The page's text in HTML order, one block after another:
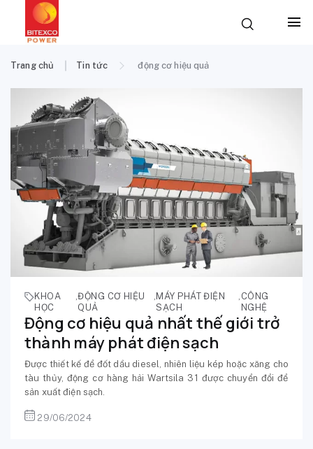
Trang chủ Tin tức động cơ hiệu quả
KHOA
HỌC
,ĐỘNG CƠ HIỆU
QUẢ
, MÁY PHÁT ĐIỆN
SẠCH
, CÔNG
NGHỆ
Động cơ hiệu quả nhất thế giới trở
thành máy phát điện sạch
Được thiết kế để đốt dầu diesel, nhiên liệu kép hoặc xăng cho
tàu thủy, động cơ hàng hải Wartsila 31 được chuyển đổi để
sản xuất điện sạch.
29/06/2024